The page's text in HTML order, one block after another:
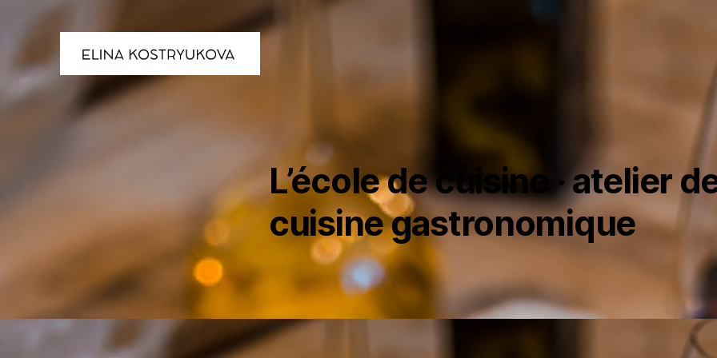
L’école de cuisine · atelier
cuisine gastronomique